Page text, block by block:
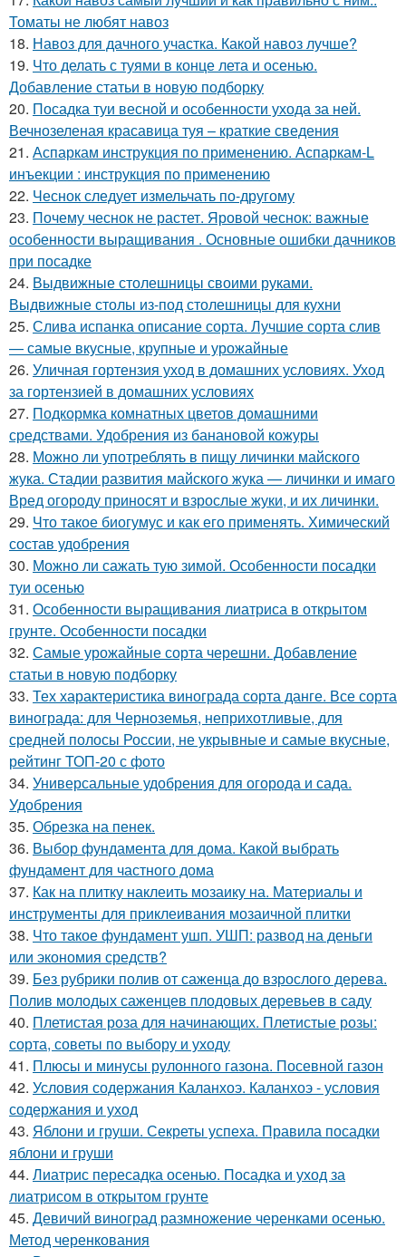
Томаты не любят навоз
18. Навоз для дачного участка. Какой навоз лучше?
19. Что делать с туями в конце лета и осенью.
Добавление статьи в новую подборку
20. Посадка туи весной и особенности ухода за ней.
Вечнозеленая красавица туя – краткие сведения
21. Аспаркам инструкция по применению. Аспаркам-L
инъекции : инструкция по применению
22. Чеснок следует измельчать по-другому
23. Почему чеснок не растет. Яровой чеснок: важные
особенности выращивания . Основные ошибки дачников
при посадке
24. Выдвижные столешницы своими руками.
Выдвижные столы из-под столешницы для кухни
25. Слива испанка описание сорта. Лучшие сорта слив
— самые вкусные, крупные и урожайные
26. Уличная гортензия уход в домашних условиях. Уход
за гортензией в домашних условиях
27. Подкормка комнатных цветов домашними
средствами. Удобрения из банановой кожуры
28. Можно ли употреблять в пищу личинки майского
жука. Стадии развития майского жука — личинки и имаго
Вред огороду приносят и взрослые жуки, и их личинки.
29. Что такое биогумус и как его применять. Химический
состав удобрения
30. Можно ли сажать тую зимой. Особенности посадки
туи осенью
31. Особенности выращивания лиатриса в открытом
грунте. Особенности посадки
32. Самые урожайные сорта черешни. Добавление
статьи в новую подборку
33. Тех характеристика винограда сорта данге. Все сорта
винограда: для Черноземья, неприхотливые, для
средней полосы России, не укрывные и самые вкусные,
рейтинг ТОП-20 с фото
34. Универсальные удобрения для огорода и сада.
Удобрения
35. Обрезка на пенек.
36. Выбор фундамента для дома. Какой выбрать
фундамент для частного дома
37. Как на плитку наклеить мозаику на. Материалы и
инструменты для приклеивания мозаичной плитки
38. Что такое фундамент ушп. УШП: развод на деньги
или экономия средств?
39. Без рубрики полив от саженца до взрослого дерева.
Полив молодых саженцев плодовых деревьев в саду
40. Плетистая роза для начинающих. Плетистые розы:
сорта, советы по выбору и уходу
41. Плюсы и минусы рулонного газона. Посевной газон
42. Условия содержания Каланхоэ. Каланхоэ - условия
содержания и уход
43. Яблони и груши. Секреты успеха. Правила посадки
яблони и груши
44. Лиатрис пересадка осенью. Посадка и уход за
лиатрисом в открытом грунте
45. Девичий виноград размножение черенками осенью.
Метод черенкования